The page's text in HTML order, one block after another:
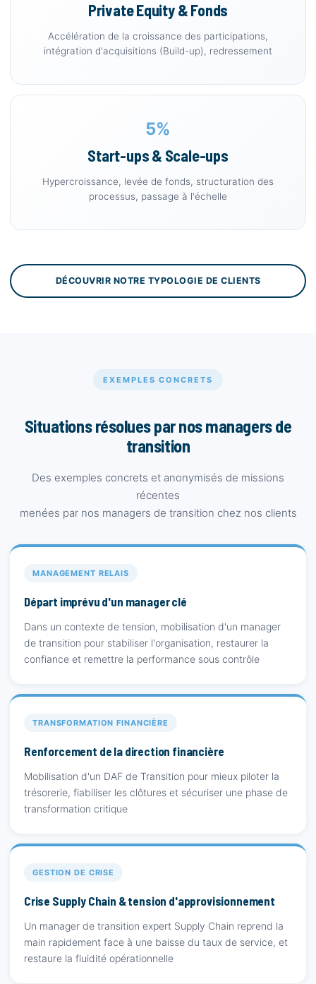
Private Equity & Fonds
Accélération de la croissance des participations,
intégration d'acquisitions (Build-up), redressement
5%
Start-ups & Scale-ups
Hypercroissance, levée de fonds, structuration des
processus, passage à l'échelle
DÉCOUVRIR NOTRE TYPOLOGIE DE CLIENTS
EXEMPLES CONCRETS
Situations résolues par nos managers de
transition
Des exemples concrets et anonymisés de missions
récentes
menées par nos managers de transition chez nos clients
MANAGEMENT RELAIS
Départ imprévu d'un manager clé
Dans un contexte de tension, mobilisation d'un manager
de transition pour stabiliser l'organisation, restaurer la
confiance et remettre la performance sous contrôle
TRANSFORMATION FINANCIÈRE
Renforcement de la direction financière
Mobilisation d'un DAF de Transition pour mieux piloter la
trésorerie, fiabiliser les clôtures et sécuriser une phase de
transformation critique
GESTION DE CRISE
Crise Supply Chain & tension d'approvisionnement
Un manager de transition expert Supply Chain reprend la
main rapidement face à une baisse du taux de service, et
restaure la fluidité opérationnelle